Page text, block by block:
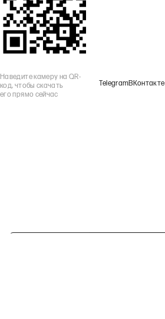
Наведите камеру на QR-
код, чтобы скачать
его прямо сейчас
TelegramВКонтакте